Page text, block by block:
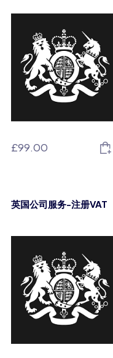
£99.00
英国公司服务-注册VAT